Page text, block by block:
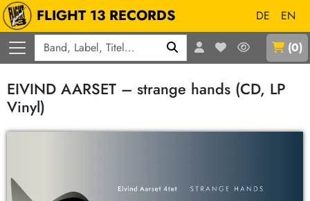
FLIGHT 13 RECORDS DE
EN
(0)
EIVIND AARSET – strange hands (CD, LP
Vinyl)